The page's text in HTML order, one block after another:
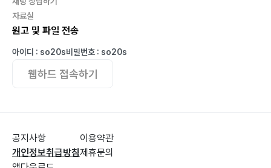
자료실
원고 및 파일 전송
아이디 : so20s비밀번호 : so20s
웹하드 접속하기
공지사항
개인정보취급방침
이용약관
제휴문의